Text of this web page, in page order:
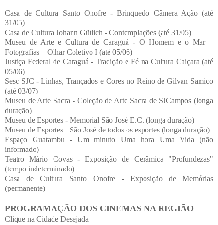
Casa de Cultura Santo Onofre - Brinquedo Câmera Ação (até
31/05)
Casa de Cultura Johann Gütlich - Contemplações (até 31/05)
Museu de Arte e Cultura de Caraguá - O Homem e o Mar –
Fotografias – Olhar Coletivo I (até 05/06)
Justiça Federal de Caraguá - Tradição e Fé na Cultura Caiçara (até
05/06)
Sesc SJC - Linhas, Trançados e Cores no Reino de Gilvan Samico
(até 03/07)
Museu de Arte Sacra - Coleção de Arte Sacra de SJCampos (longa
duração)
Museu de Esportes - Memorial São José E.C. (longa duração)
Museu de Esportes - São José de todos os esportes (longa duração)
Espaço Guatambu - Um minuto Uma hora Uma Vida (não
informado)
Teatro Mário Covas - Exposição de Cerâmica "Profundezas"
(tempo indeterminado)
Casa de Cultura Santo Onofre - Exposição de Memórias
(permanente)
PROGRAMAÇÃO DOS CINEMAS NA REGIÃO
Clique na Cidade Desejada